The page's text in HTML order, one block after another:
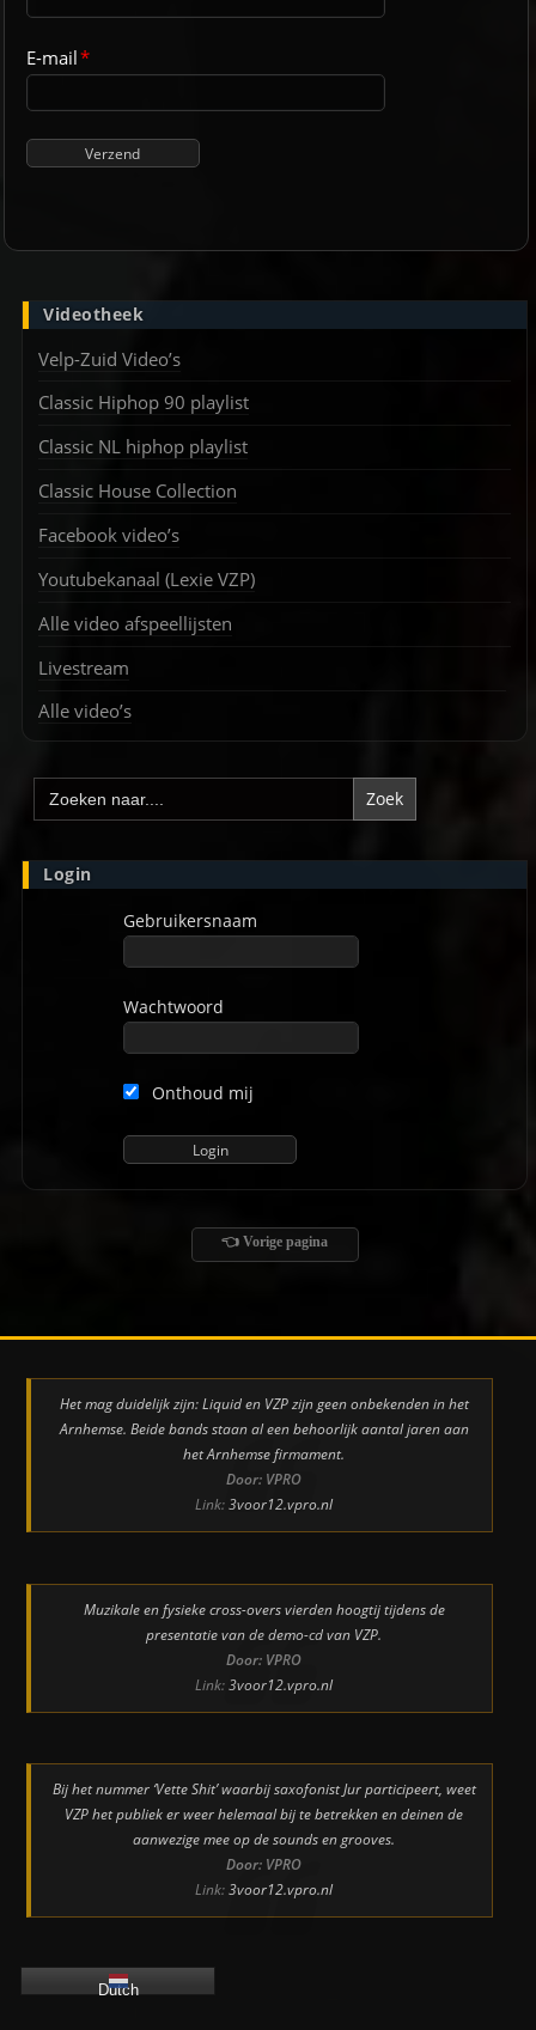
E-mail*
Videotheek
Velp-Zuid Video’s
Classic Hiphop 90 playlist
Classic NL hiphop playlist
Classic House Collection
Facebook video’s
Youtubekanaal (Lexie VZP)
Alle video afspeellijsten
Livestream
Alle video’s
Zoek
naar:
Login
Gebruikersnaam
Wachtwoord
Onthoud mij
👈 Vorige pagina
Het mag duidelijk zijn: Liquid en VZP zijn geen onbekenden in het
Arnhemse. Beide bands staan al een behoorlijk aantal jaren aan
het Arnhemse firmament.
Door: VPRO
Link:3voor12.vpro.nl
Muzikale en fysieke cross-overs vierden hoogtij tijdens de
presentatie van de demo-cd van VZP.
Door: VPRO
Link:3voor12.vpro.nl
Bij het nummer ‘Vette Shit’ waarbij saxofonist Jur participeert, weet
VZP het publiek er weer helemaal bij te betrekken en deinen de
aanwezige mee op de sounds en grooves.
Door: VPRO
Link:3voor12.vpro.nl
Dutch